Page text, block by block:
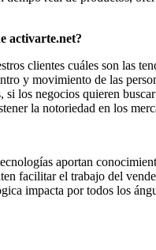
activarte.net?
clientes cuáles son las
y movimiento de las
los negocios quieren
la notoriedad en los
aportan
facilitar el trabajo del
impacta por todos los